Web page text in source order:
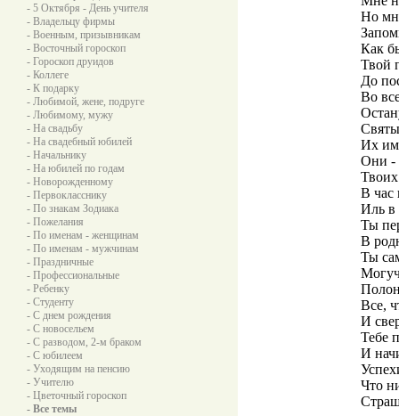
- 5 Октября - День учителя
- Владельцу фирмы
- Военным, призывникам
- Восточный гороскоп
- Гороскоп друидов
- Коллеге
- К подарку
- Любимой, жене, подруге
- Любимому, мужу
- На свадьбу
- На свадебный юбилей
- Начальнику
- На юбилей по годам
- Новорожденному
- Первокласснику
- По знакам Зодиака
- Пожелания
- По именам - женщинам
- По именам - мужчинам
- Праздничные
- Профессиональные
- Ребенку
- Студенту
- С днем рождения
- С новосельем
- С разводом, 2-м браком
- С юбилеем
- Уходящим на пенсию
- Учителю
- Цветочный гороскоп
- Все темы
Но
Как
Твой
До
Во
Их
Они -
В час
Иль в
Ты
В
Ты
Все,
И
Тебе
И
Что